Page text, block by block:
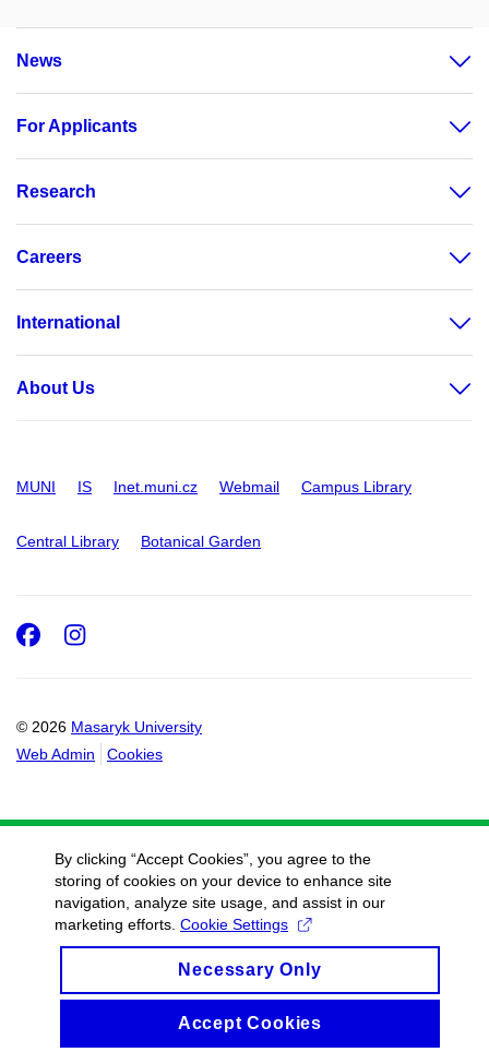
News
For Applicants
Research
Careers
International
About Us
MUNI IS Inet.muni.cz Webmail Campus Library
Central Library Botanical Garden
© 2026 Masaryk University
Web Admin
Cookies
Facebook
Instagram
By clicking “Accept Cookies”, you agree to the
storing of cookies on your device to enhance site
navigation, analyze site usage, and assist in our
marketing efforts. Cookie Settings
Necessary Only
Accept Cookies